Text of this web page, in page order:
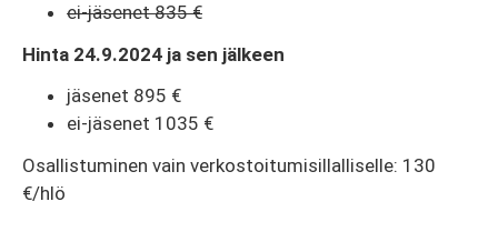
ei-jäsenet 835 €
Hinta 24.9.2024 ja sen jälkeen
jäsenet 895 €
ei-jäsenet 1035 €
Osallistuminen vain verkostoitumisillalliselle: 130
€/hlö